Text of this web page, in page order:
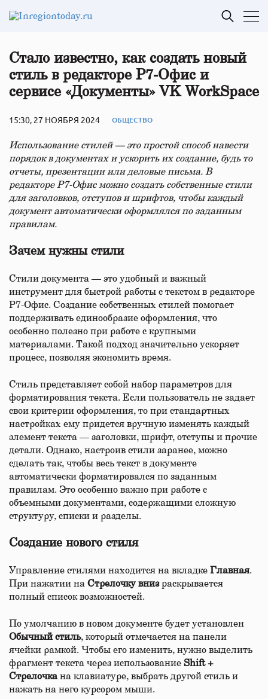
Стало известно, как создать новый
стиль в редакторе Р7-Офис и
сервисе «Документы» VK WorkSpace
15:30, 27 НОЯБРЯ 2024 ОБЩЕСТВО
Использование стилей — это простой способ навести
порядок в документах и ускорить их создание, будь то
отчеты, презентации или деловые письма. В
редакторе Р7-Офис можно создать собственные стили
для заголовков, отступов и шрифтов, чтобы каждый
документ автоматически оформлялся по заданным
правилам.
Зачем нужны стили
Стили документа — это удобный и важный
инструмент для быстрой работы с текстом в редакторе
Р7-Офис. Создание собственных стилей помогает
поддерживать единообразие оформления, что
особенно полезно при работе с крупными
материалами. Такой подход значительно ускоряет
процесс, позволяя экономить время.
Стиль представляет собой набор параметров для
форматирования текста. Если пользователь не задает
свои критерии оформления, то при стандартных
настройках ему придется вручную изменять каждый
элемент текста — заголовки, шрифт, отступы и прочие
детали. Однако, настроив стили заранее, можно
сделать так, чтобы весь текст в документе
автоматически форматировался по заданным
правилам. Это особенно важно при работе с
объемными документами, содержащими сложную
структуру, списки и разделы.
Создание нового стиля
Управление стилями находится на вкладке Главная.
При нажатии на Стрелочку внизраскрывается
полный список возможностей.
По умолчанию в новом документе будет установлен
Обычный стиль, который отмечается на панели
ячейки рамкой. Чтобы его изменить, нужно выделить
фрагмент текста через использование Shift +
Стрелочкана клавиатуре, выбрать другой стиль и
нажать на него курсором мыши.